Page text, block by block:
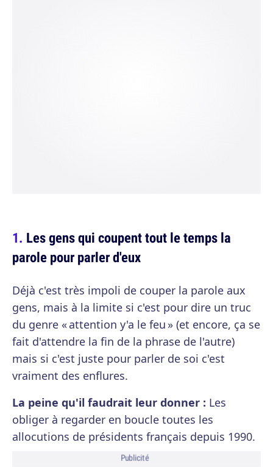
Les gens qui coupent tout le temps la
parole pour parler d'eux
Déjà c'est très impoli de couper la parole aux
gens, mais à la limite si c'est pour dire un truc
du genre « attention y'a le feu » (et encore, ça se
fait d'attendre la fin de la phrase de l'autre)
mais si c'est juste pour parler de soi c'est
vraiment des enflures.
La peine qu'il faudrait leur donner : Les
obliger à regarder en boucle toutes les
allocutions de présidents français depuis 1990.
Publicité